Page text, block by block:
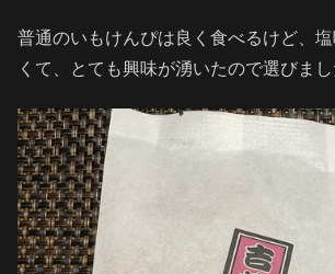
普通のいもけんぴは良く食べるけど、
くて、とても興味が湧いたので選びまし